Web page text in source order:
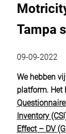
Tampa
09-09-2022
We hebben
platform. Het
Inventory
Effect – DV